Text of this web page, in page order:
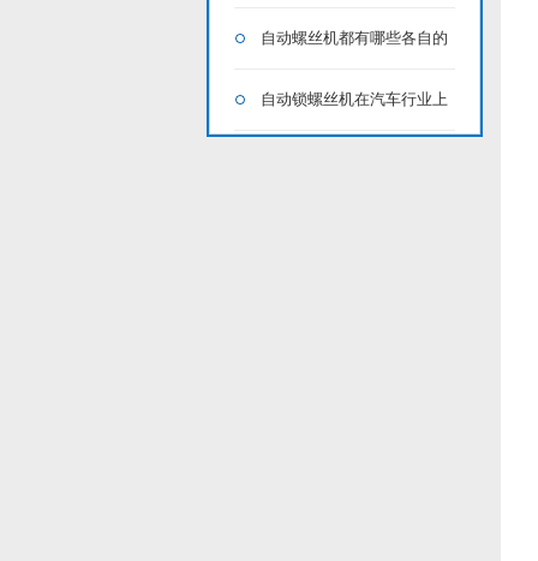
哪些自动螺丝机都有哪些各自的
特点自动锁螺丝机在汽车行业上